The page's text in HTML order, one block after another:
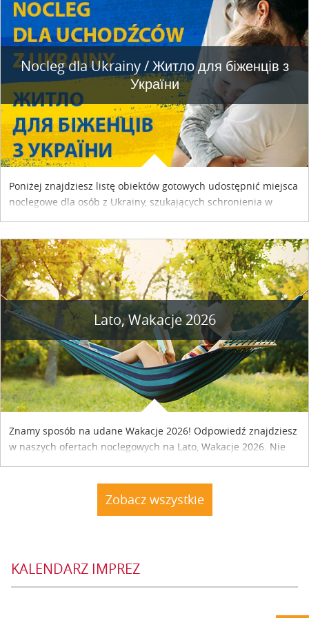
Nocleg dla Ukrainy / Житло для бiженцiв з
України
Poniżej znajdziesz listę obiektów gotowych udostępnić miejsca
noclegowe dla osób z Ukrainy, szukających schronienia w
Lato, Wakacje 2026
Znamy sposób na udane Wakacje 2026! Odpowiedź znajdziesz
w naszych ofertach noclegowych na Lato, Wakacje 2026. Nie
Zobacz wszystkie
KALENDARZ IMPREZ